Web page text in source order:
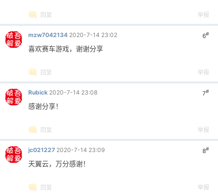
回复 举报
6#
mzw7042134 2020-7-14 23:02
喜欢赛车游戏，谢谢分享
回复 举报
7#
Rubick 2020-7-14 23:08
感谢分享！
回复 举报
8#
jc021227 2020-7-14 23:09
天翼云，万分感谢！
回复 举报